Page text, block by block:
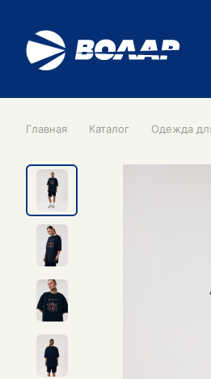
Главная Каталог Одежда